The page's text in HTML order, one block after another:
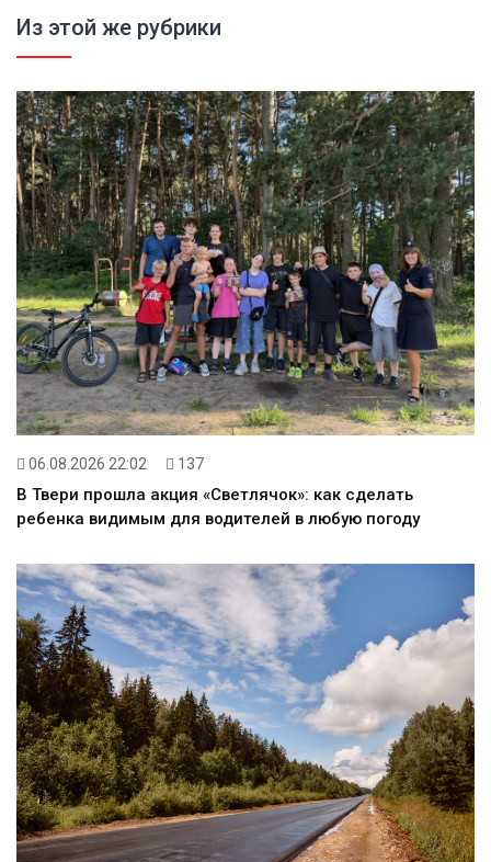
Из этой же рубрики
06.08.2026 22:02 137
В Твери прошла акция «Светлячок»: как сделать
ребенка видимым для водителей в любую погоду